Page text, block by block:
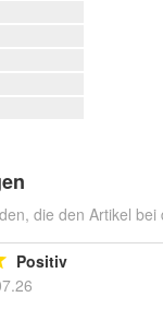
die den Artikel
Positiv